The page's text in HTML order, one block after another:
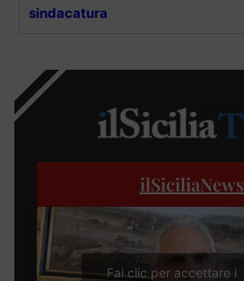
sindacatura
ilSiciliaNews
Fai clic per accettare i